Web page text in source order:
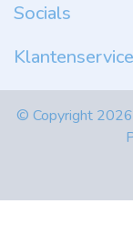
Socials
Klantenservice
© Copyright